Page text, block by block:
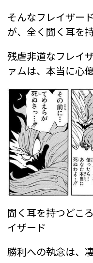
そんなフレイザー
が、全く聞く耳を
残虐非道なフレイ
ァムは、本当に心
聞く耳を持つどこ
イザード
勝利への執念は、